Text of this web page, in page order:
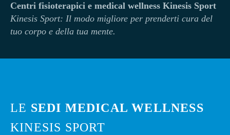
Centri fisioterapici e medical wellness Kinesis Sport
Kinesis Sport: Il modo migliore per prenderti cura del
tuo corpo e della tua mente.
LE SEDI MEDICAL WELLNESS
KINESIS SPORT